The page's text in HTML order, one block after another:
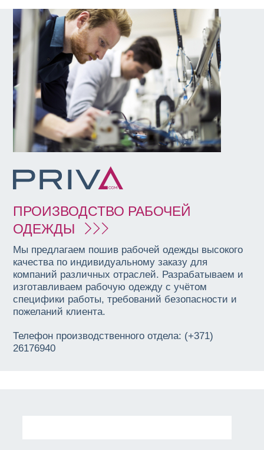
ПРОИЗВОДСТВО РАБОЧЕЙ
ОДЕЖДЫ
Мы предлагаем пошив рабочей одежды высокого
качества по индивидуальному заказу для
компаний различных отраслей. Разрабатываем и
изготавливаем рабочую одежду с учётом
специфики работы, требований безопасности и
пожеланий клиента.
Телефон производственного отдела: (+371)
26176940